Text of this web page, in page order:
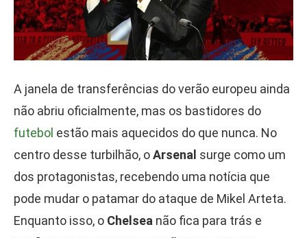
A janela de transferências do verão europeu ainda
não abriu oficialmente, mas os bastidores do
futebol estão mais aquecidos do que nunca. No
centro desse turbilhão, oArsenal surge como um
dos protagonistas, recebendo uma notícia que
pode mudar o patamar do ataque de Mikel Arteta.
Enquanto isso, o Chelsea não fica para trás e